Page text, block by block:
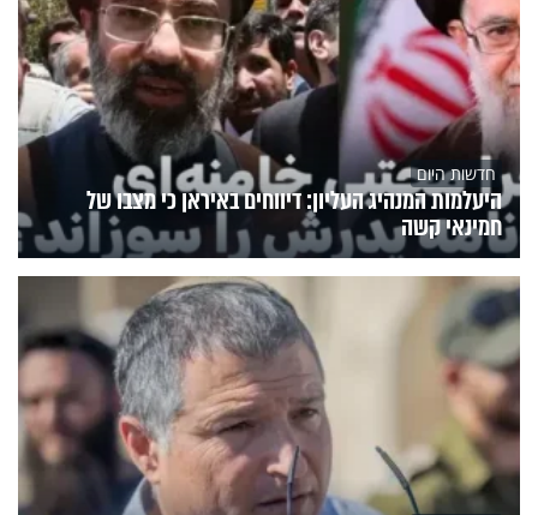
חדשות היום
היעלמות המנהיג העליון: דיווחים באיראן כי מצבו של
חמינאי קשה